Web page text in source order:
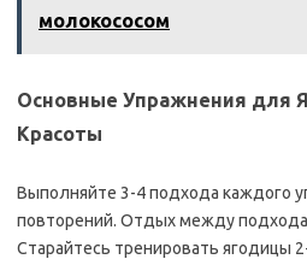
молокососом
Основные Упражнения для
Красоты
Выполняйте 3-4 подхода каждого
повторений. Отдых между
Старайтесь тренировать ягодицы